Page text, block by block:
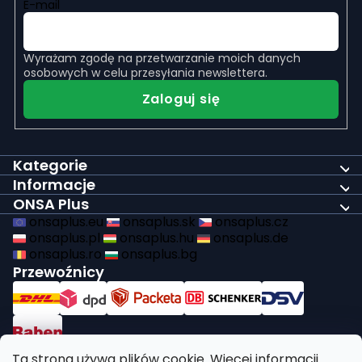
E-mail
Wyrażam zgodę na przetwarzanie moich danych
osobowych w celu przesyłania newslettera.
Zaloguj się
Kategorie
Informacje
ONSA Plus
onsaplus.eu onsaplus.sk
onsaplus.cz
onsaplus.pl
onsaplus.hu
onsaplus.de
onsaplus.ro
onsaplus.bg
Przewoźnicy